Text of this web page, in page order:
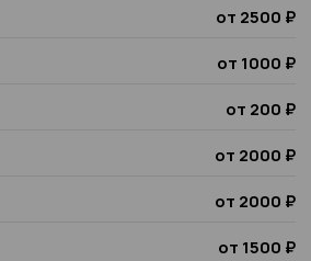
от 2500 ₽
от 1000 ₽
от 200 ₽
от 2000 ₽
от 2000 ₽
от 1500 ₽